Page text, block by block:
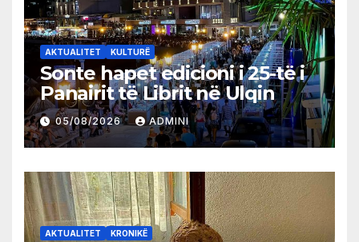
AKTUALITET KULTURË
Sonte hapet edicioni i 25-të i
Panairit të Librit në Ulqin
05/08/2026 ADMINI
AKTUALITET KRONIKË